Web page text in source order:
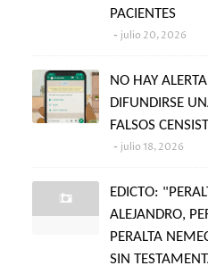
PACIENTES
julio 20, 2026
NO HAY
DIFUNDIRSE
FALSOS
julio 18, 2026
EDICTO:
ALEJANDRO,
PERALTA
SIN